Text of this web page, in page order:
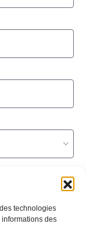
technologies
des